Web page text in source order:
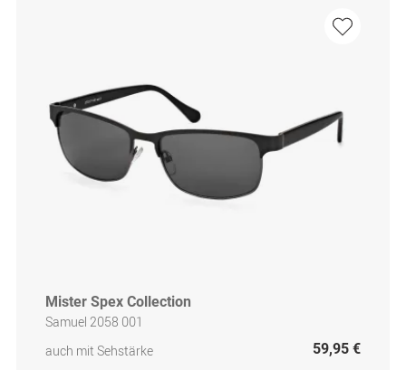
Mister Spex Collection
Samuel 2058 001
auch mit Sehstärke
59,95 €